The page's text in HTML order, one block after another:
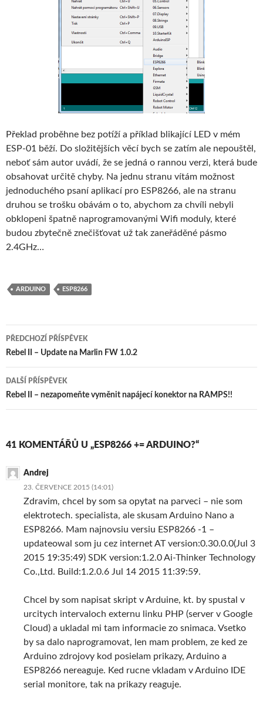
Překlad proběhne bez potíží a příklad blikající LED v mém
ESP-01 běží. Do složitějších věcí bych se zatím ale nepouštěl,
neboť sám autor uvádí, že se jedná o rannou verzi, která bude
obsahovat určitě chyby. Na jednu stranu vítám možnost
jednoduchého psaní aplikací pro ESP8266, ale na stranu
druhou se trošku obávám o to, abychom za chvíli nebyli
obklopeni špatně naprogramovanými Wifi moduly, které
budou zbytečně znečišťovat už tak zaneřáděné pásmo
2.4GHz…
ARDUINO ESP8266
Navigace
pro
příspěvky
PŘEDCHOZÍ PŘÍSPĚVEK
Rebel II – Update na Marlin FW 1.0.2
DALŠÍ PŘÍSPĚVEK
Rebel II – nezapomeňte vyměnit napájecí konektor na RAMPS!!
41 KOMENTÁŘŮ U „ESP8266 += ARDUINO?“
Andrej
23. ČERVENCE 2015 (14:01)
Zdravim, chcel by som sa opytat na parveci – nie som
elektrotech. specialista, ale skusam Arduino Nano a
ESP8266. Mam najnovsiu versiu ESP8266 -1 –
updateowal som ju cez internet AT version:0.30.0.0(Jul 3
2015 19:35:49) SDK version:1.2.0 Ai-Thinker Technology
Co.,Ltd. Build:1.2.0.6 Jul 14 2015 11:39:59.
Chcel by som napisat skript v Arduine, kt. by spustal v
urcitych intervaloch externu linku PHP (server v Google
Cloud) a ukladal mi tam informacie zo snimaca. Vsetko
by sa dalo naprogramovat, len mam problem, ze ked ze
Arduino zdrojovy kod posielam prikazy, Arduino a
ESP8266 nereaguje. Ked rucne vkladam v Arduino IDE
serial monitore, tak na prikazy reaguje.